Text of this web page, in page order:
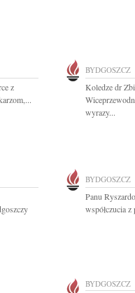
z
BYDGOSZCZ
Koledze dr
wyrazy...
BYDGOSZCZ
Panu
współczucia
BYDGOSZCZ